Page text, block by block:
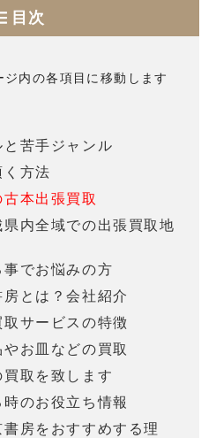
目次
内の各項目に移動します
苦手ジャンル
方法
本出張買取
内全域での出張買取地
でお悩みの方
とは？会社紹介
サービスの特徴
お皿などの買取
取を致します
のお役立ち情報
書房をおすすめする理